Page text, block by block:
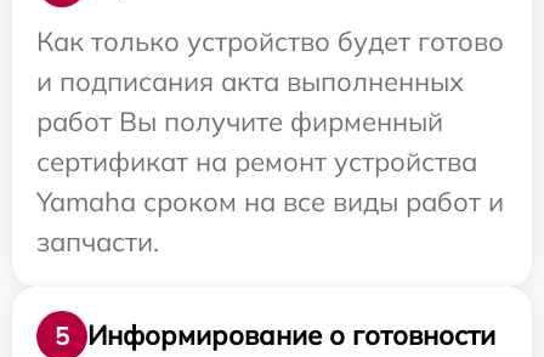
Как только устройство будет готово
и подписания акта выполненных
работ Вы получите фирменный
сертификат на ремонт устройства
Yamaha сроком на все виды работ и
запчасти.
5
Информирование о готовности